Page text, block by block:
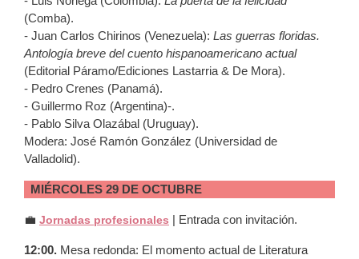
(Comba).
- Juan Carlos Chirinos (Venezuela): Las guerras floridas.
Antología breve del cuento hispanoamericano actual
(Editorial Páramo/Ediciones Lastarria & De Mora).
- Pedro Crenes (Panamá).
- Guillermo Roz (Argentina)-.
- Pablo Silva Olazábal (Uruguay).
Modera: José Ramón González (Universidad de
Valladolid).
MIÉRCOLES 29 DE OCTUBRE
💼 Jornadas profesionales | Entrada con invitación.
12:00. Mesa redonda: El momento actual de Literatura